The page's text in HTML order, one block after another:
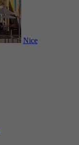
Nice